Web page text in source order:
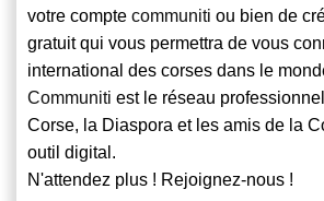
votre compte communiti ou bien de
gratuit qui vous permettra de vous
international des corses dans le
Communiti est le réseau
Corse, la Diaspora et les amis de la
outil digital.
N'attendez plus ! Rejoignez-nous !